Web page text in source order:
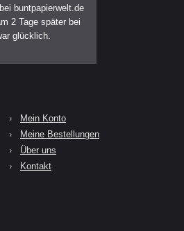
buntpapierwelt.de
2 Tage später bei
glücklich.
Mein Konto
Meine Bestellungen
Über uns
Kontakt